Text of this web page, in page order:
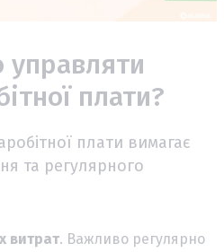
плати?
плати вимагає
та регулярного
витрат. Важливо регулярно